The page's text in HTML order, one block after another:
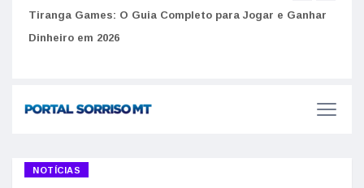
Tiranga Games: O Guia Completo para Jogar e Ganhar
Dinheiro em 2026
NOTÍCIAS